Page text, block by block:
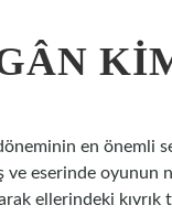
en önemli
eserinde oyunun
ellerindeki